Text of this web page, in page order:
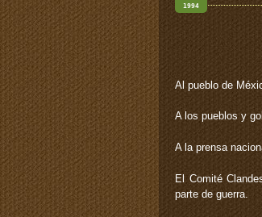
1994
Al pueblo de
A los pueblos y
A la prensa
El Comité
parte de guerra.